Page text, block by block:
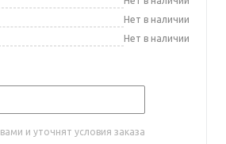
Нет в наличии
Нет в наличии
и уточнят условия заказа